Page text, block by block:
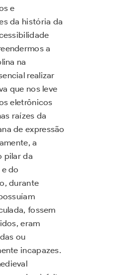
e
da história da
a
na
realizar
que nos leve
eletrônicos
raízes da
de expressão
a
pilar da
do
durante
fossem
eram
ou
incapazes.